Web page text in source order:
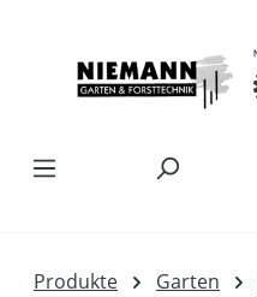
Produkte Garten